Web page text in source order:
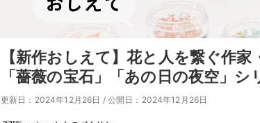
【新作おしえて】花と人を繋ぐ作
「薔薇の宝石」「あの日の夜空」シ
更新日：2024年12月26日 / 公開日：2024年12月26日